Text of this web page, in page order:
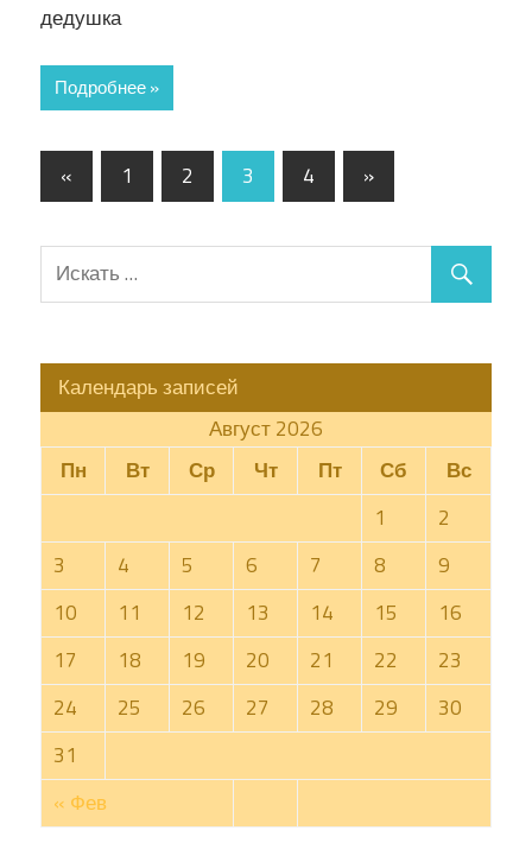
дедушка
Подробнее »
« 1 2 3 4 »
Календарь записей
Август 2026
Пн
Вт Ср Чт Пт Сб Вс
« Фев
1
2
3
4 5 6 7 8
9
10
11 12 13 14 15
16
17
18 19 20 21 22
23
24
25 26 27 28 29
30
31